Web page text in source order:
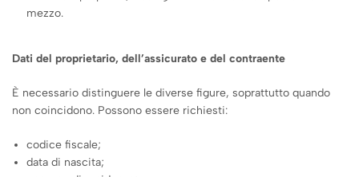
mezzo.
Dati del proprietario, dell’assicurato e del contraente
È necessario distinguere le diverse figure, soprattutto quando
non coincidono. Possono essere richiesti:
codice fiscale;
data di nascita;